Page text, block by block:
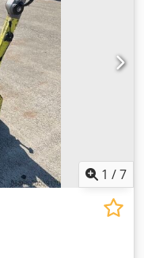
1 /7